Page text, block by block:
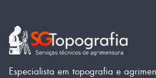
Especialista em topografia e